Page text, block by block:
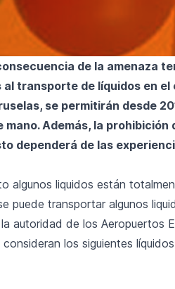
de la amenaza
transporte de líquidos en el
se permitirán desde
mano. Además, la
dependerá de las
algunos liquidos están
puede transportar algunos
autoridad de los Aeropuertos
los siguientes